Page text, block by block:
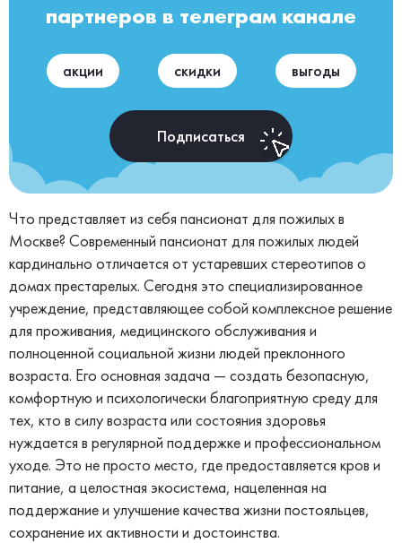
партнеров в телеграм канале
акции скидки выгоды
Подписаться
Что представляет из себя пансионат для пожилых в
Москве? Современный пансионат для пожилых людей
кардинально отличается от устаревших стереотипов о
домах престарелых. Сегодня это специализированное
учреждение, представляющее собой комплексное решение
для проживания, медицинского обслуживания и
полноценной социальной жизни людей преклонного
возраста. Его основная задача — создать безопасную,
комфортную и психологически благоприятную среду для
тех, кто в силу возраста или состояния здоровья
нуждается в регулярной поддержке и профессиональном
уходе. Это не просто место, где предоставляется кров и
питание, а целостная экосистема, нацеленная на
поддержание и улучшение качества жизни постояльцев,
сохранение их активности и достоинства.